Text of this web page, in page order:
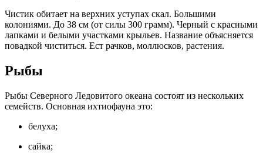
Чистик обитает на верхних уступах скал. Большими
колониями. До 38 см (от силы 300 грамм). Черный с красными
лапками и белыми участками крыльев. Название объясняется
повадкой чиститься. Ест рачков, моллюсков, растения.
Рыбы
Рыбы Северного Ледовитого океана состоят из нескольких
семейств. Основная ихтиофауна это:
белуха;
сайка;